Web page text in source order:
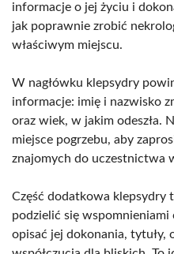
informacje o jej życiu i
jak poprawnie zrobić
właściwym miejscu.
W nagłówku klepsydry
informacje: imię i nazwisko
oraz wiek, w jakim odeszła.
miejsce pogrzebu, aby
znajomych do uczestnictwa
Część dodatkowa klepsydry
podzielić się wspomnieniami
opisać jej dokonania, tytuły,